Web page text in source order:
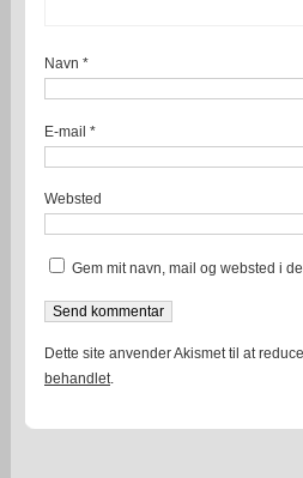
Navn *
E-mail *
Websted
Gem mit navn, mail og websted i
Dette site anvender Akismet til at
behandlet.